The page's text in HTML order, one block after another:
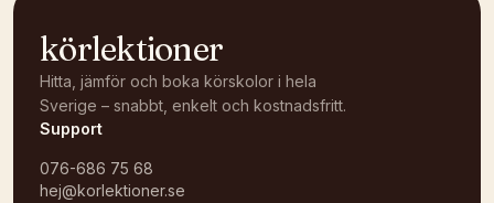
körlektioner
Hitta, jämför och boka körskolor i hela
Sverige – snabbt, enkelt och kostnadsfritt.
Support
076-686 75 68
hej@korlektioner.se